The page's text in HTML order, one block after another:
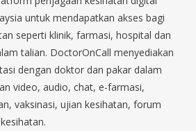
Blangah, Tanglin, Thomson, Tuas,
Upper Bukit Timah, Upper Thomson,
Yishun, Yio Chu Kang.
untuk mendapatkan akses bagi
seperti klinik, farmasi, hospital dan
talian. DoctorOnCall menyediakan
dengan doktor dan pakar dalam
video, audio, chat, e-farmasi,
vaksinasi, ujian kesihatan, forum